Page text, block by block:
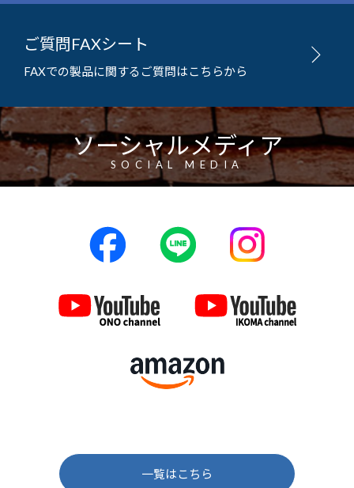
ご質問FAXシート
FAXでの製品に関するご質問はこちらから
ソーシャルメディア
SOCIAL MEDIA
一覧はこちら